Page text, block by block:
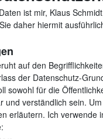
ist mir, Klaus
daher hiermit
auf den
der Datenschutz-
sowohl für die
und verständlich sein.
erläutern. Ich verwende